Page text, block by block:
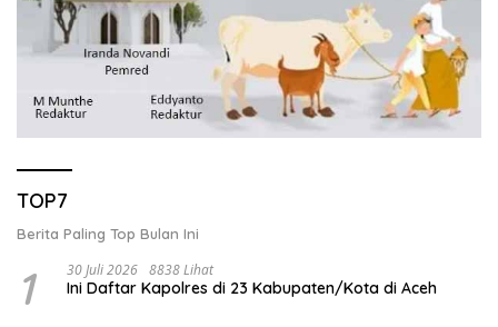
TOP7
Berita Paling Top Bulan Ini
1 30 Juli 2026 8838 Lihat
Ini Daftar Kapolres di 23 Kabupaten/Kota di Aceh